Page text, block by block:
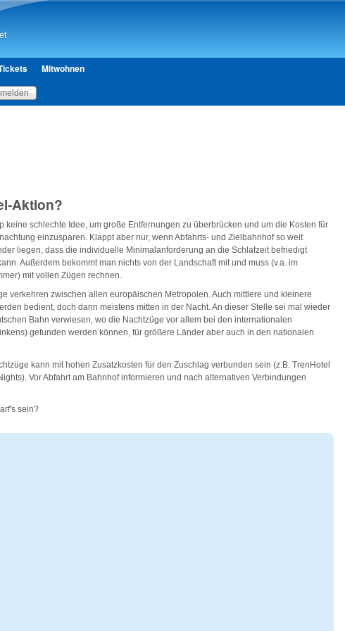
Mitwohnen
Aktion?
keine schlechte Idee, um große Entfernungen zu überbrücken und um die Kosten für
einzusparen. Klappt aber nur, wenn Abfahrts- und Zielbahnhof so weit
liegen, dass die individuelle Minimalanforderung an die Schlafzeit befriedigt
Außerdem bekommt man nichts von der Landschaft mit und muss (v.a. im
mit vollen Zügen rechnen.
verkehren zwischen allen europäischen Metropolen. Auch mittlere und kleinere
bedient, doch dann meistens mitten in der Nacht. An dieser Stelle sei mal wieder
Bahn verwiesen, wo die Nachtzüge vor allem bei den internationalen
gefunden werden können, für größere Länder aber auch in den nationalen
kann mit hohen Zusatzkosten für den Zuschlag verbunden sein (z.B. TrenHotel
Vor Abfahrt am Bahnhof informieren und nach alternativen Verbindungen
sein?